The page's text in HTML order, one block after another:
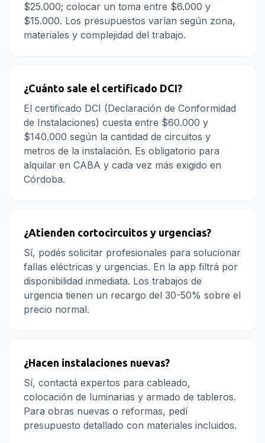
$25.000; colocar un toma entre $6.000 y
$15.000. Los presupuestos varían según zona,
materiales y complejidad del trabajo.
¿Cuánto sale el certificado DCI?
El certificado DCI (Declaración de Conformidad
de Instalaciones) cuesta entre $60.000 y
$140.000 según la cantidad de circuitos y
metros de la instalación. Es obligatorio para
alquilar en CABA y cada vez más exigido en
Córdoba.
¿Atienden cortocircuitos y urgencias?
Sí, podés solicitar profesionales para solucionar
fallas eléctricas y urgencias. En la app filtrá por
disponibilidad inmediata. Los trabajos de
urgencia tienen un recargo del 30-50% sobre el
precio normal.
¿Hacen instalaciones nuevas?
Sí, contactá expertos para cableado,
colocación de luminarias y armado de tableros.
Para obras nuevas o reformas, pedí
presupuesto detallado con materiales incluidos.